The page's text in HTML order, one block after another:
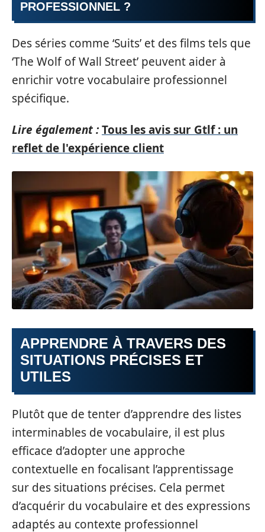
PROFESSIONNEL ?
Des séries comme ‘Suits’ et des films tels que
‘The Wolf of Wall Street’ peuvent aider à
enrichir votre vocabulaire professionnel
spécifique.
Lire également :Tous les avis sur Gtlf : un
reflet de l'expérience client
APPRENDRE À TRAVERS DES
SITUATIONS PRÉCISES ET
UTILES
Plutôt que de tenter d’apprendre des listes
interminables de vocabulaire, il est plus
efficace d’adopter une approche
contextuelle en focalisant l’apprentissage
sur des situations précises. Cela permet
d’acquérir du vocabulaire et des expressions
adaptés au contexte professionnel